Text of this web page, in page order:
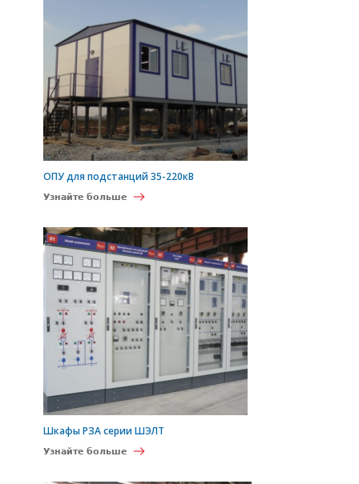
ОПУ для подстанций 35-220кВ
Узнайте больше
Шкафы РЗА серии ШЭЛТ
Узнайте больше